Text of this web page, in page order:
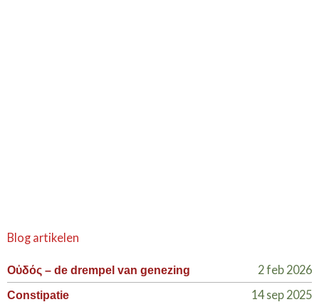
Blog artikelen
Οὐδός – de drempel van genezing 2 feb 2026
Constipatie 14 sep 2025